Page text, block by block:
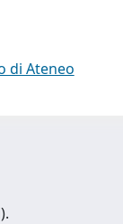
di Ateneo